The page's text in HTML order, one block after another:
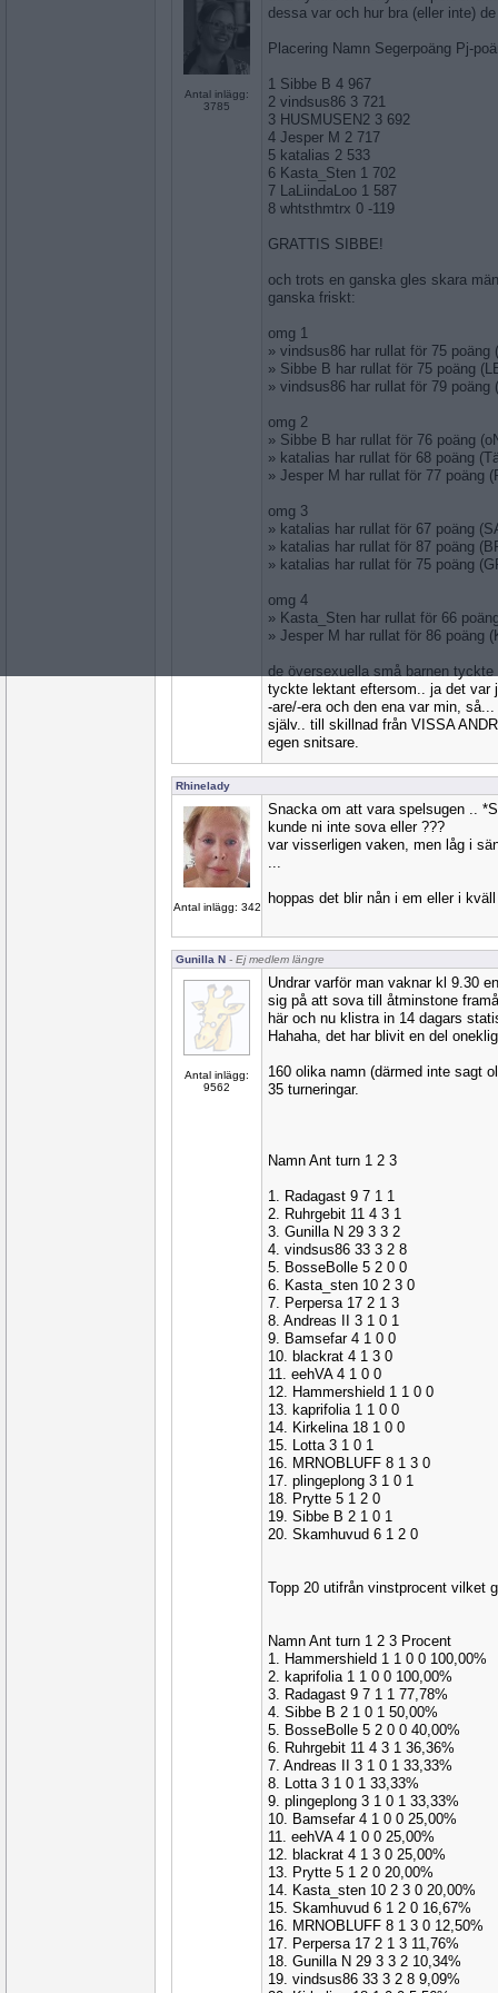
Antal inlägg:
3785
dessa var och hur bra (eller inte)
Placering Namn Segerpoäng Pj-
1 Sibbe B 4 967
2 vindsus86 3 721
3 HUSMUSEN2 3 692
4 Jesper M 2 717
5 katalias 2 533
6 Kasta_Sten 1 702
7 LaLiindaLoo 1 587
8 whtsthmtrx 0 -119
GRATTIS SIBBE!
och trots en ganska gles skara
ganska friskt:
omg 1
» vindsus86 har rullat för 75 poäng
» Sibbe B har rullat för 75 poäng
» vindsus86 har rullat för 79 poäng
omg 2
» Sibbe B har rullat för 76 poäng
» katalias har rullat för 68 poäng
» Jesper M har rullat för 77 poäng
omg 3
» katalias har rullat för 67 poäng
» katalias har rullat för 87 poäng
» katalias har rullat för 75 poäng
omg 4
» Kasta_Sten har rullat för 66
» Jesper M har rullat för 86 poäng
de översexuella små barnen
tyckte lektant eftersom.. ja det var
-are/-era och den ena var min,
själv.. till skillnad från VISSA
egen snitsare.
Rhinelady
Antal inlägg: 342
Snacka om att vara spelsugen ..
kunde ni inte sova eller ???
var visserligen vaken, men låg i
...
hoppas det blir nån i em eller i
Gunilla N - Ej medlem längre
Antal inlägg:
9562
Undrar varför man vaknar kl 9.30
sig på att sova till åtminstone
här och nu klistra in 14 dagars
Hahaha, det har blivit en del
160 olika namn (därmed inte sagt
35 turneringar.
Namn Ant turn 1 2 3
1. Radagast 9 7 1 1
2. Ruhrgebit 11 4 3 1
3. Gunilla N 29 3 3 2
4. vindsus86 33 3 2 8
5. BosseBolle 5 2 0 0
6. Kasta_sten 10 2 3 0
7. Perpersa 17 2 1 3
8. Andreas II 3 1 0 1
9. Bamsefar 4 1 0 0
10. blackrat 4 1 3 0
11. eehVA 4 1 0 0
12. Hammershield 1 1 0 0
13. kaprifolia 1 1 0 0
14. Kirkelina 18 1 0 0
15. Lotta 3 1 0 1
16. MRNOBLUFF 8 1 3 0
17. plingeplong 3 1 0 1
18. Prytte 5 1 2 0
19. Sibbe B 2 1 0 1
20. Skamhuvud 6 1 2 0
Topp 20 utifrån vinstprocent vilket
Namn Ant turn 1 2 3 Procent
1. Hammershield 1 1 0 0 100,00%
2. kaprifolia 1 1 0 0 100,00%
3. Radagast 9 7 1 1 77,78%
4. Sibbe B 2 1 0 1 50,00%
5. BosseBolle 5 2 0 0 40,00%
6. Ruhrgebit 11 4 3 1 36,36%
7. Andreas II 3 1 0 1 33,33%
8. Lotta 3 1 0 1 33,33%
9. plingeplong 3 1 0 1 33,33%
10. Bamsefar 4 1 0 0 25,00%
11. eehVA 4 1 0 0 25,00%
12. blackrat 4 1 3 0 25,00%
13. Prytte 5 1 2 0 20,00%
14. Kasta_sten 10 2 3 0 20,00%
15. Skamhuvud 6 1 2 0 16,67%
16. MRNOBLUFF 8 1 3 0 12,50%
17. Perpersa 17 2 1 3 11,76%
18. Gunilla N 29 3 3 2 10,34%
19. vindsus86 33 3 2 8 9,09%